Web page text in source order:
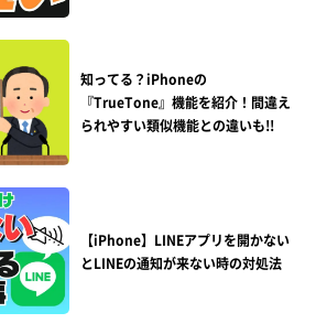
知ってる？iPhoneの
『TrueTone』機能を紹介！間違え
られやすい類似機能との違いも!!
【iPhone】LINEアプリを開かない
とLINEの通知が来ない時の対処法